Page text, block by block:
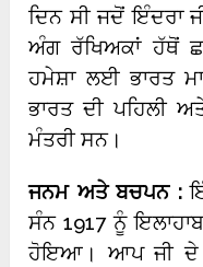
ਦਿਨ ਸੀ ਜਦੋਂ ਇੰਦਰਾ
ਅੰਗ ਰੱਖਿਅਕਾਂ ਹੱਥੋਂ
ਹਮੇਸ਼ਾ ਲਈ ਭਾਰਤ
ਭਾਰਤ ਦੀ ਪਹਿਲੀ
ਮੰਤਰੀ ਸਨ।
ਜਨਮ ਅਤੇ ਬਚਪਨ :
ਸੰਨ 1917 ਨੂੰ
ਹੋਇਆ। ਆਪ ਜੀ ਦੇ